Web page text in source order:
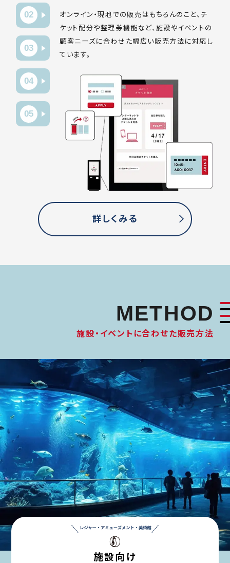
02
03
04
05
オンライン・現地での販売はもちろんのこと、チ
ケット配分や整理券機能など、施設やイベントの
顧客ニーズに合わせた幅広い販売方法に対応し
ています。
詳しくみる
METHOD
施設・イベントに合わせた販売方法
施設向け